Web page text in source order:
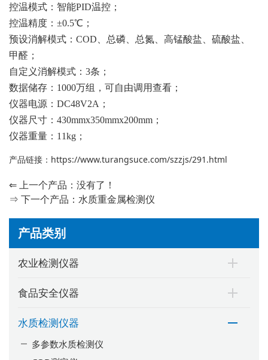
产品类别
农业检测仪器
食品安全仪器
水质检测仪器
多参数水质检测仪
控温模式：智能PID温控；
控温精度：±0.5℃；
预设消解模式：COD、总磷、总氮、高锰酸盐、硫酸盐、
甲醛；
自定义消解模式：3条；
数据储存：1000万组，可自由调用查看；
仪器电源：DC48V2A；
仪器尺寸：430mmx350mmx200mm；
仪器重量：11kg；
产品链接： https://www.turangsuce.com/szzjs/291.html
⇐ 上一个产品：没有了！
⇒ 下一个产品： 水质重金属检测仪